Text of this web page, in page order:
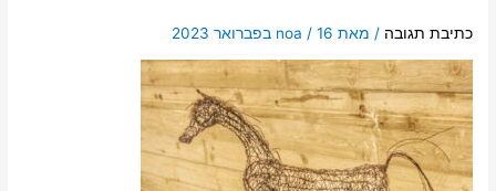
כתיבת תגובה / מאת noa / 16 בפברואר 2023